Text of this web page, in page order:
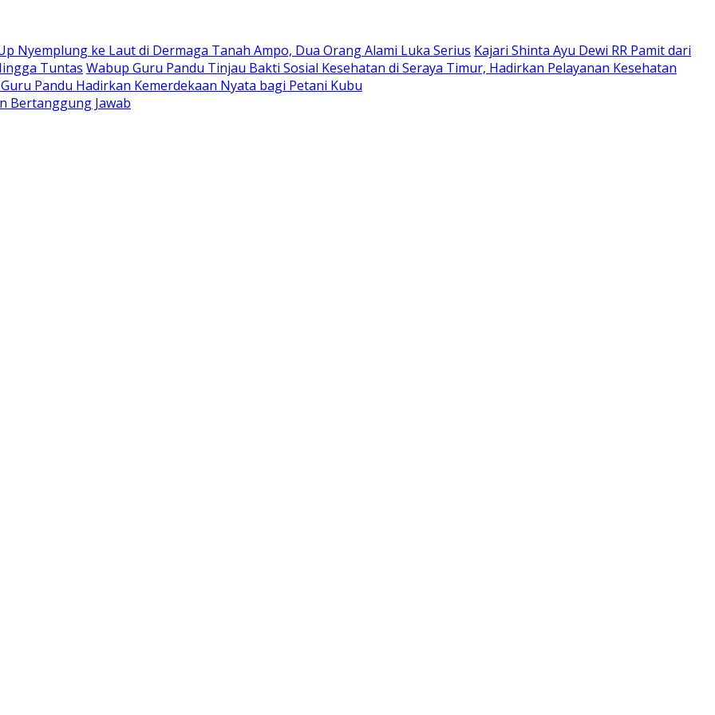
Nyemplung ke Laut di Dermaga Tanah Ampo, Dua Orang Alami Luka Serius Kajari Shinta Ayu Dewi RR Pamit dari
Tuntas Wabup Guru Pandu Tinjau Bakti Sosial Kesehatan di Seraya Timur, Hadirkan Pelayanan Kesehatan
Pandu Hadirkan Kemerdekaan Nyata bagi Petani Kubu